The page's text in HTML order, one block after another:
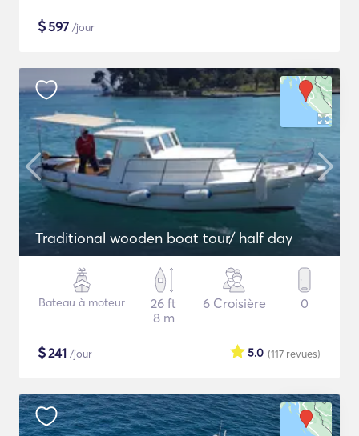
$597 /jour
Traditional wooden boat tour/ half day
Bateau à moteur
26 ft
8 m
6 Croisière 0
$241 /jour (117 revues)
5.0